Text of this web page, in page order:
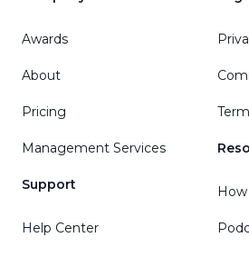
Awards
About
Pricing
Management Services
Support
Help Center